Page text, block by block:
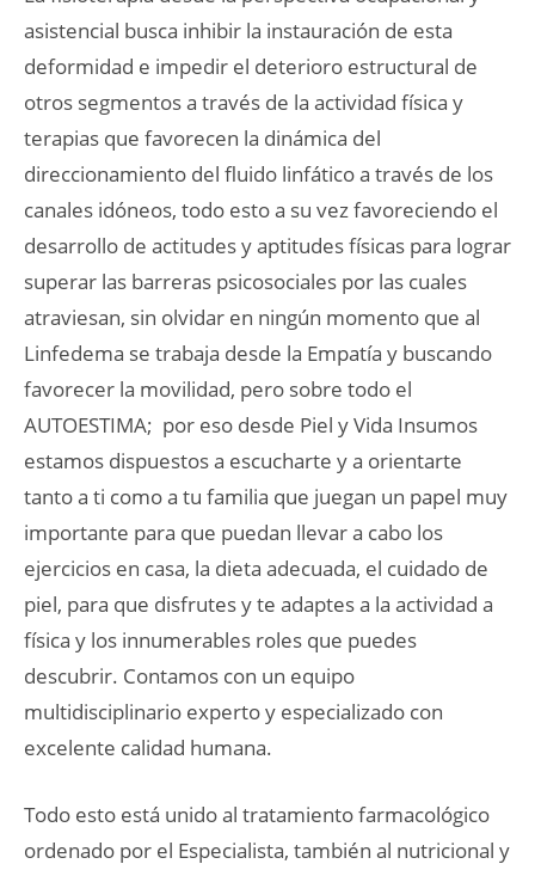
asistencial busca inhibir la instauración de esta
deformidad e impedir el deterioro estructural de
otros segmentos a través de la actividad física y
terapias que favorecen la dinámica del
direccionamiento del fluido linfático a través de los
canales idóneos, todo esto a su vez favoreciendo el
desarrollo de actitudes y aptitudes físicas para lograr
superar las barreras psicosociales por las cuales
atraviesan, sin olvidar en ningún momento que al
Linfedema se trabaja desde la Empatía y buscando
favorecer la movilidad, pero sobre todo el
AUTOESTIMA; por eso desde Piel y Vida Insumos
estamos dispuestos a escucharte y a orientarte
tanto a ti como a tu familia que juegan un papel muy
importante para que puedan llevar a cabo los
ejercicios en casa, la dieta adecuada, el cuidado de
piel, para que disfrutes y te adaptes a la actividad a
física y los innumerables roles que puedes
descubrir. Contamos con un equipo
multidisciplinario experto y especializado con
excelente calidad humana.
Todo esto está unido al tratamiento farmacológico
ordenado por el Especialista, también al nutricional y